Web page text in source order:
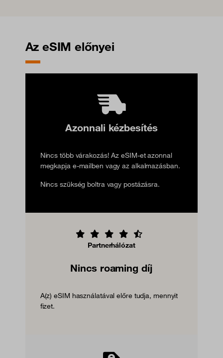
Az eSIM előnyei
Azonnali kézbesítés
Nincs több várakozás! Az eSIM-et azonnal
megkapja e-mailben vagy az alkalmazásban.
Nincs szükség boltra vagy postázásra.
Partnerhálózat
Nincs roaming díj
A(z) eSIM használatával előre tudja, mennyit
fizet.